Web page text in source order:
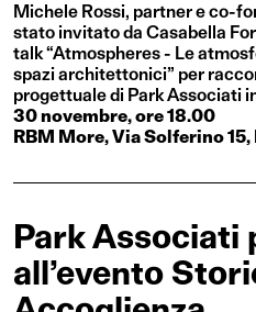
Michele Rossi, partner e co-
stato invitato da Casabella
talk “Atmospheres - Le
spazi architettonici” per
progettuale di Park Associati
30 novembre, ore 18.00
RBM More, Via Solferino
Park Associati
all’evento